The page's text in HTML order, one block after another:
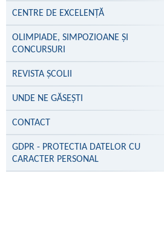
CENTRE DE EXCELENŢĂ
OLIMPIADE, SIMPOZIOANE ȘI
CONCURSURI
REVISTA ȘCOLII
UNDE NE GĂSEŞTI
CONTACT
GDPR - PROTECTIA DATELOR CU
CARACTER PERSONAL